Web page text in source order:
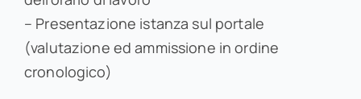
– Presentazione istanza sul portale
(valutazione ed ammissione in ordine
cronologico)